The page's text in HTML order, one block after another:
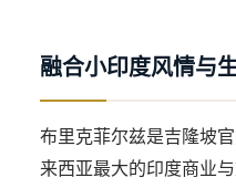
融合小印度风情与
布里克菲尔兹是吉隆坡
来西亚最大的印度商业